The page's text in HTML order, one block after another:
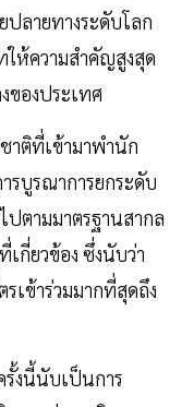
ลายทางระดับโลก
ให้ความสำคัญสูงสุด
ของประเทศ
าติที่เข้ามาพำนัก
รบูรณาการยกระดับ
ปตามมาตรฐานสากล
กี่ยวข้อง ซึ่งนับว่า
เข้าร่วมมากที่สุดถึง
รั้งนี้นับเป็นการ